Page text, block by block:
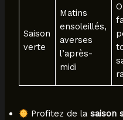
Saison
verte
Matins
ensoleillés,
averses
l’après-
midi
Profitez de lasaison